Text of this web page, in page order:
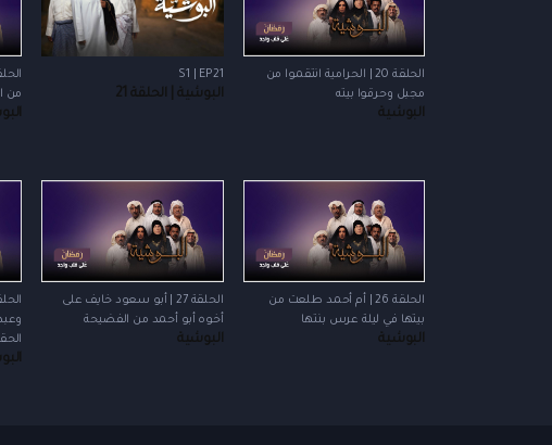
الحلقة 20 | الحرامية انتقموا من
مجبل وحرقوا بيته
البوشية
S1 | EP21
البوشية | الحلقة 21
من
الحلقة 26 | أم أحمد طلعت من
بيتها في ليلة عرس بنتها
البوشية
الحلقة 27 | أبو سعود خايف على
أخوه أبو أحمد من الفضيحة
البوشية